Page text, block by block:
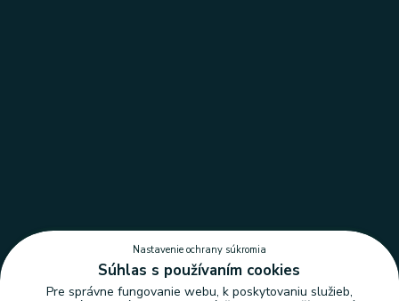
Nastavenie ochrany súkromia
Súhlas s používaním cookies
Pre správne fungovanie webu, k poskytovaniu služieb,